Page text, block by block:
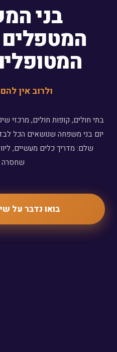
בני
ולרוב אין
בתי חולים, קופות חולים, מרכזי
שלם: מדריך כלים מעשיים,
שחסרה
בואו נדבר על